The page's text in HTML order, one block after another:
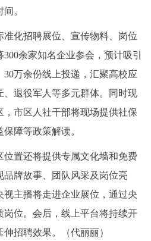
在线访谈 图说互动
한국어 日本語
РУССКИЙ ЯЗЫК
。
化招聘展位、宣传物料、岗位
余家知名企业参会，预计吸引
30万余份线上投递，汇聚高校应
、退役军人等多元群体。同时现
市区人社干部将现场提供社保
障等政策解读。
置还将提供专属文化墙和免费
牌故事、团队风采及岗位亮
视主播将走进企业展位，通过央
位。会后，线上平台将持续开
招聘效果。
（代丽丽）